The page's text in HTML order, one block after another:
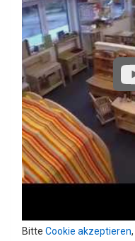
Bitte Cookie akzeptieren